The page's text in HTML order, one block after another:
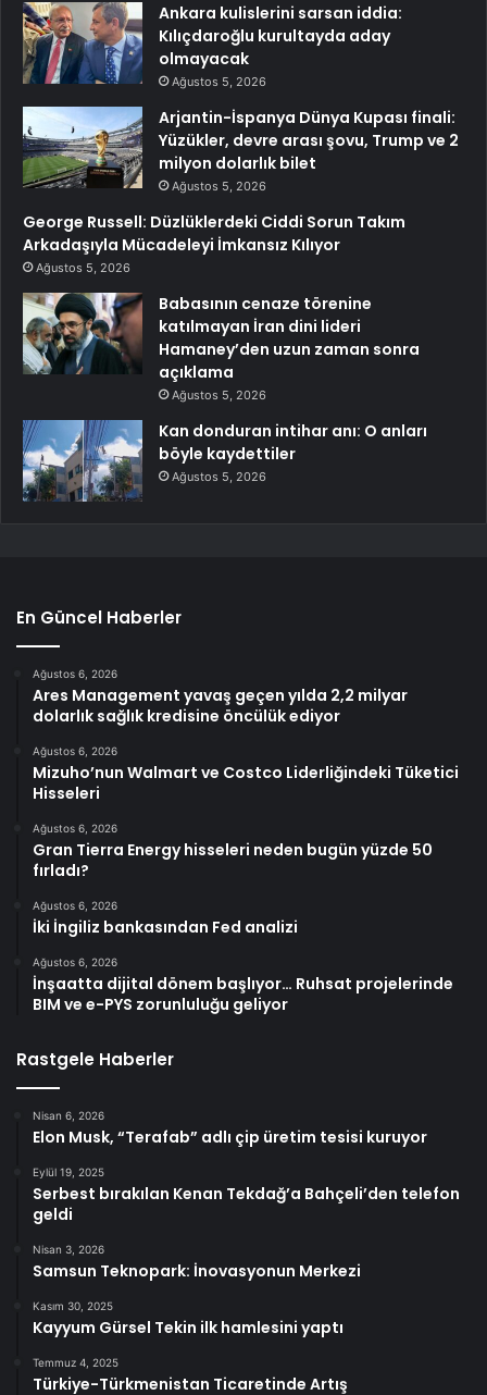
Ankara kulislerini sarsan iddia:
Kılıçdaroğlu kurultayda aday
olmayacak
Ağustos 5, 2026
Arjantin-İspanya Dünya Kupası finali:
Yüzükler, devre arası şovu, Trump ve 2
milyon dolarlık bilet
Ağustos 5, 2026
George Russell: Düzlüklerdeki Ciddi Sorun Takım
Arkadaşıyla Mücadeleyi İmkansız Kılıyor
Ağustos 5, 2026
Babasının cenaze törenine
katılmayan İran dini lideri
Hamaney’den uzun zaman sonra
açıklama
Ağustos 5, 2026
Kan donduran intihar anı: O anları
böyle kaydettiler
Ağustos 5, 2026
En Güncel Haberler
Ağustos 6, 2026
Ares Management yavaş geçen yılda 2,2 milyar
dolarlık sağlık kredisine öncülük ediyor
Ağustos 6, 2026
Mizuho’nun Walmart ve Costco Liderliğindeki Tüketici
Hisseleri
Ağustos 6, 2026
Gran Tierra Energy hisseleri neden bugün yüzde 50
fırladı?
Ağustos 6, 2026
İki İngiliz bankasından Fed analizi
Ağustos 6, 2026
İnşaatta dijital dönem başlıyor… Ruhsat projelerinde
BIM ve e-PYS zorunluluğu geliyor
Rastgele Haberler
Nisan 6, 2026
Elon Musk, “Terafab” adlı çip üretim tesisi kuruyor
Eylül 19, 2025
Serbest bırakılan Kenan Tekdağ’a Bahçeli’den telefon
geldi
Nisan 3, 2026
Samsun Teknopark: İnovasyonun Merkezi
Kasım 30, 2025
Kayyum Gürsel Tekin ilk hamlesini yaptı
Temmuz 4, 2025
Türkiye-Türkmenistan Ticaretinde Artış